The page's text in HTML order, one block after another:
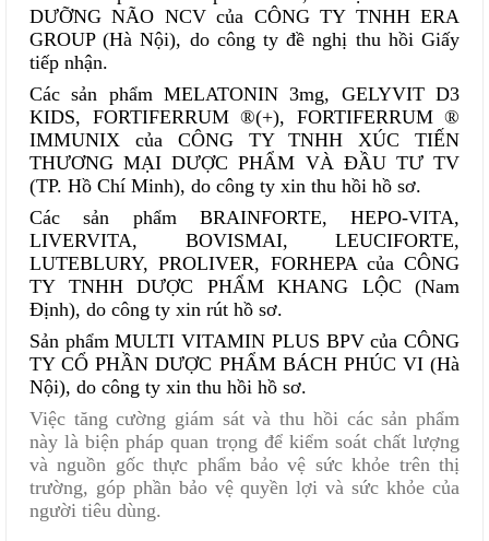
DƯỠNG NÃO NCV của CÔNG TY TNHH ERA
GROUP (Hà Nội), do công ty đề nghị thu hồi Giấy
tiếp nhận.
Các sản phẩm MELATONIN 3mg, GELYVIT D3
KIDS, FORTIFERRUM ®(+), FORTIFERRUM ®
IMMUNIX của CÔNG TY TNHH XÚC TIẾN
THƯƠNG MẠI DƯỢC PHẨM VÀ ĐẦU TƯ TV
(TP. Hồ Chí Minh), do công ty xin thu hồi hồ sơ.
Các sản phẩm BRAINFORTE, HEPO-VITA,
LIVERVITA, BOVISMAI, LEUCIFORTE,
LUTEBLURY, PROLIVER, FORHEPA của CÔNG
TY TNHH DƯỢC PHẨM KHANG LỘC (Nam
Định), do công ty xin rút hồ sơ.
Sản phẩm MULTI VITAMIN PLUS BPV của CÔNG
TY CỔ PHẦN DƯỢC PHẨM BÁCH PHÚC VI (Hà
Nội), do công ty xin thu hồi hồ sơ.
Việc tăng cường giám sát và thu hồi các sản phẩm
này là biện pháp quan trọng để kiểm soát chất lượng
và nguồn gốc thực phẩm bảo vệ sức khỏe trên thị
trường, góp phần bảo vệ quyền lợi và sức khỏe của
người tiêu dùng.